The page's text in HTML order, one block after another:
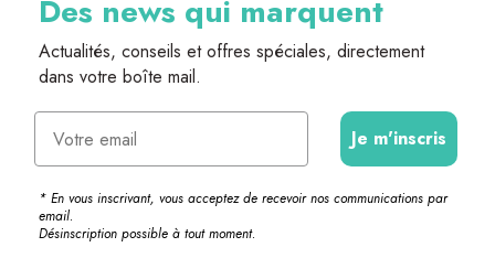
Des news qui marquent
Actualités, conseils et offres spéciales, directement
dans votre boîte mail.
Email
Je m'inscris
* En vous inscrivant, vous acceptez de recevoir nos communications par
email.
Désinscription possible à tout moment.